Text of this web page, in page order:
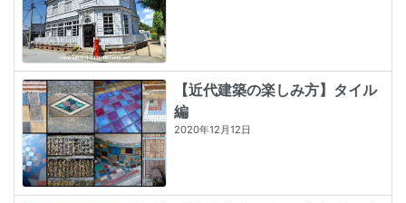
【近代建築の楽しみ方】タイル
編
2020年12月12日